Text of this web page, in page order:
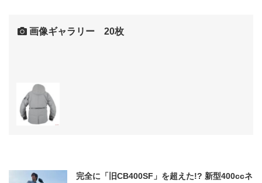
画像ギャラリー 20枚
完全に「旧CB400SF」を超えた!? 新型400ccネ